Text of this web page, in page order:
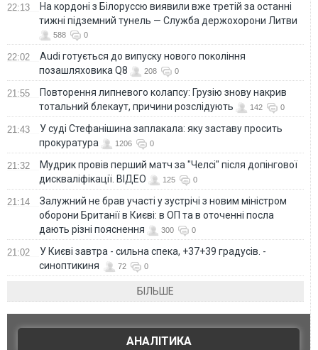
22:13
На кордоні з Білоруссю виявили вже третій за останні
тижні підземний тунель — Служба держохорони Литви
588 0
22:02
Audi готується до випуску нового покоління
позашляховика Q8
208 0
21:55
Повторення липневого колапсу: Грузію знову накрив
тотальний блекаут, причини розслідують
142 0
21:43
У суді Стефанішина заплакала: яку заставу просить
прокуратура
1206 0
21:32
Мудрик провів перший матч за "Челсі" після допінгової
дискваліфікації. ВІДЕО
125 0
21:14
Залужний не брав участі у зустрічі з новим міністром
оборони Британії в Києві: в ОП та в оточенні посла
дають різні пояснення
300 0
21:02
У Києві завтра - сильна спека, +37+39 градусів. -
синоптикиня
72 0
БІЛЬШЕ
АНАЛІТИКА